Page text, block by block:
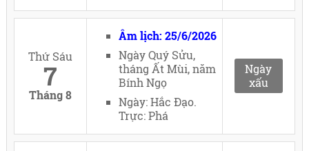
Thứ Sáu
7
Tháng 8
Âm lịch: 25/6/2026
Ngày Quý Sửu,
tháng Ất Mùi, năm
Bính Ngọ
Ngày: Hắc Đạo.
Trực: Phá
Ngày
xấu